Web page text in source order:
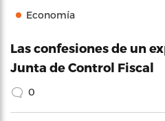
Economía
Las confesiones de un
Junta de Control Fiscal
0